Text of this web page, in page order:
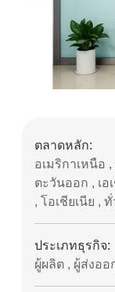
ตลาดหลัก:
อเมริกาเหนือ
ตะวันออก , เอ
, โอเชียเนีย ,
ประเภทธุรกิจ:
ผู้ผลิต , ผู้ส่งออ